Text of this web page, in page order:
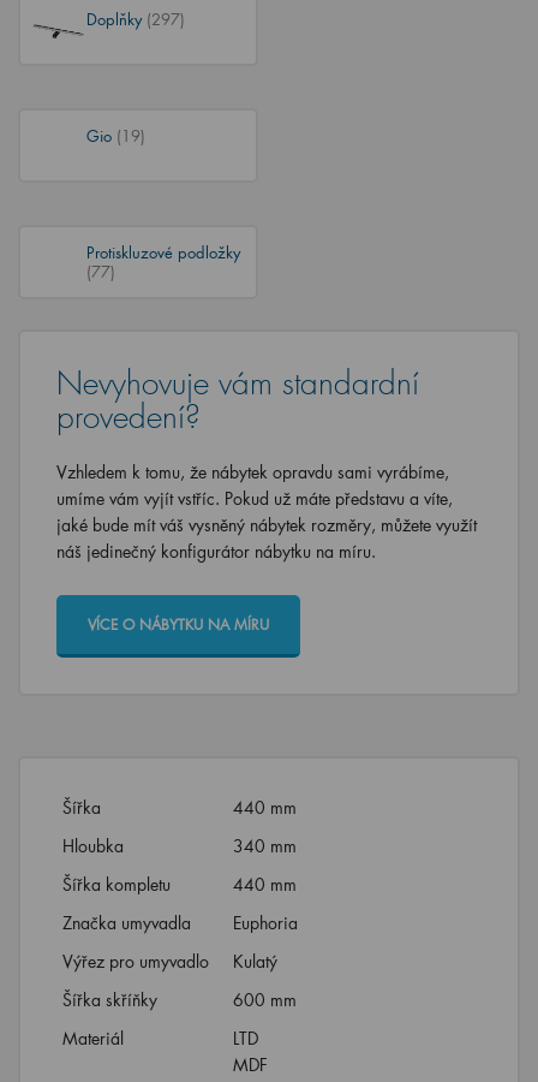
Doplňky (297)
Gio (19)
Protiskluzové podložky
(77)
Nevyhovuje vám standardní
provedení?
Vzhledem k tomu, že nábytek opravdu sami vyrábíme,
umíme vám vyjít vstříc. Pokud už máte představu a víte,
jaké bude mít váš vysněný nábytek rozměry, můžete využít
náš jedinečný konfigurátor nábytku na míru.
VÍCE O NÁBYTKU NA MÍRU
Šířka
440 mm
Hloubka
340 mm
Šířka kompletu
440 mm
Značka umyvadla
Euphoria
Výřez pro umyvadlo
Kulatý
Šířka skříňky
600 mm
Materiál
LTD
MDF